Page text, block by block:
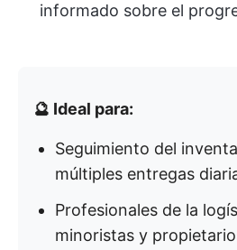
informado sobre el
🔮 Ideal para:
Seguimiento del
múltiples entregas
Profesionales de la
minoristas y